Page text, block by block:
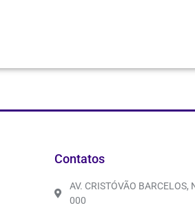
Contatos
AV. CRISTÓVÃO BARCELOS,
000